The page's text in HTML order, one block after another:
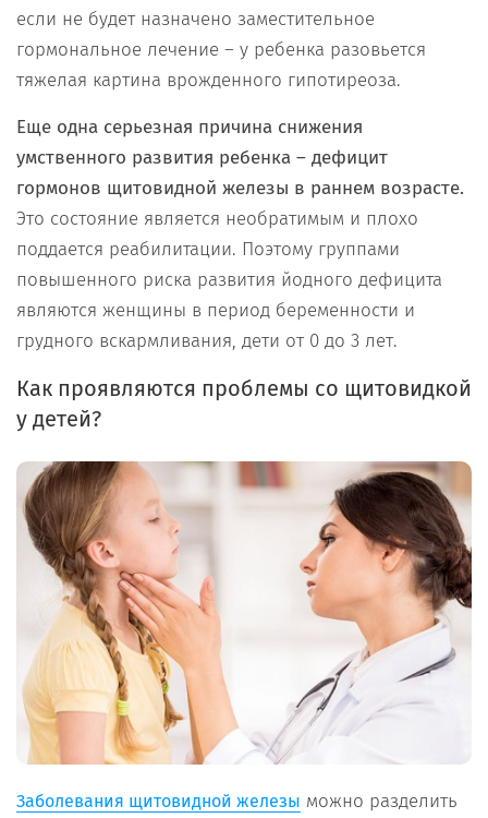
если не будет назначено заместительное
гормональное лечение – у ребенка разовьется
тяжелая картина врожденного гипотиреоза.
Еще одна серьезная причина снижения
умственного развития ребенка – дефицит
гормонов щитовидной железы в раннем возрасте.
Это состояние является необратимым и плохо
поддается реабилитации. Поэтому группами
повышенного риска развития йодного дефицита
являются женщины в период беременности и
грудного вскармливания, дети от 0 до 3 лет.
Как проявляются проблемы со щитовидкой
у детей?
Заболевания щитовидной железы можно разделить